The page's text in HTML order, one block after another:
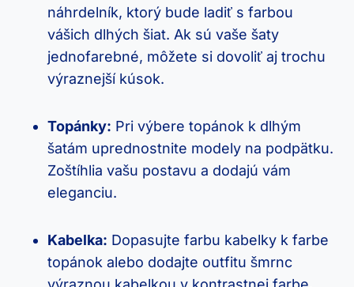
náhrdelník, ktorý bude ladiť⁢ s farbou
vášich dlhých šiat. Ak‌ sú vaše šaty
jednofarebné, ⁣môžete si dovoliť aj trochu
výraznejší kúsok.
Topánky: Pri výbere topánok k dlhým
šatám uprednostnite modely na podpätku.
Zoštíhlia vašu postavu a dodajú vám
eleganciu.
Kabelka: ⁣Dopasujte farbu ⁢kabelky⁣ k farbe
topánok alebo dodajte outfitu šmrnc‍